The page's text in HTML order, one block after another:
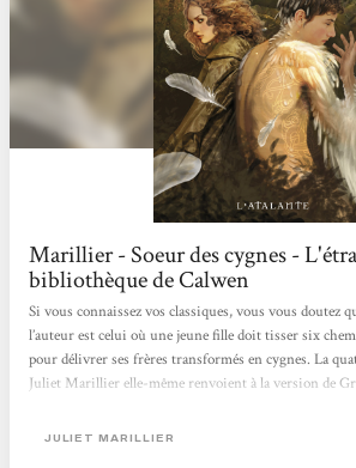
Marillier - Soeur des cygnes -
bibliothèque de Calwen
Si vous connaissez vos classiques, vous vous doutez
l’auteur est celui où une jeune fille doit tisser six
pour délivrer ses frères transformés en cygnes. La
Juliet Marillier elle-même renvoient à la version de
plus proche de celle d’Andersen (les cygnes
JULIET MARILLIER